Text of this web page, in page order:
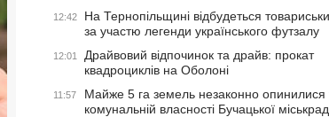
12:42
На Тернопільщині відбудеться
за участю легенди українського футзалу
12:01
Драйвовий відпочинок та драйв: прокат
квадроциклів на Оболоні
11:57
Майже 5 га земель незаконно опинилися
комунальній власності Бучацької